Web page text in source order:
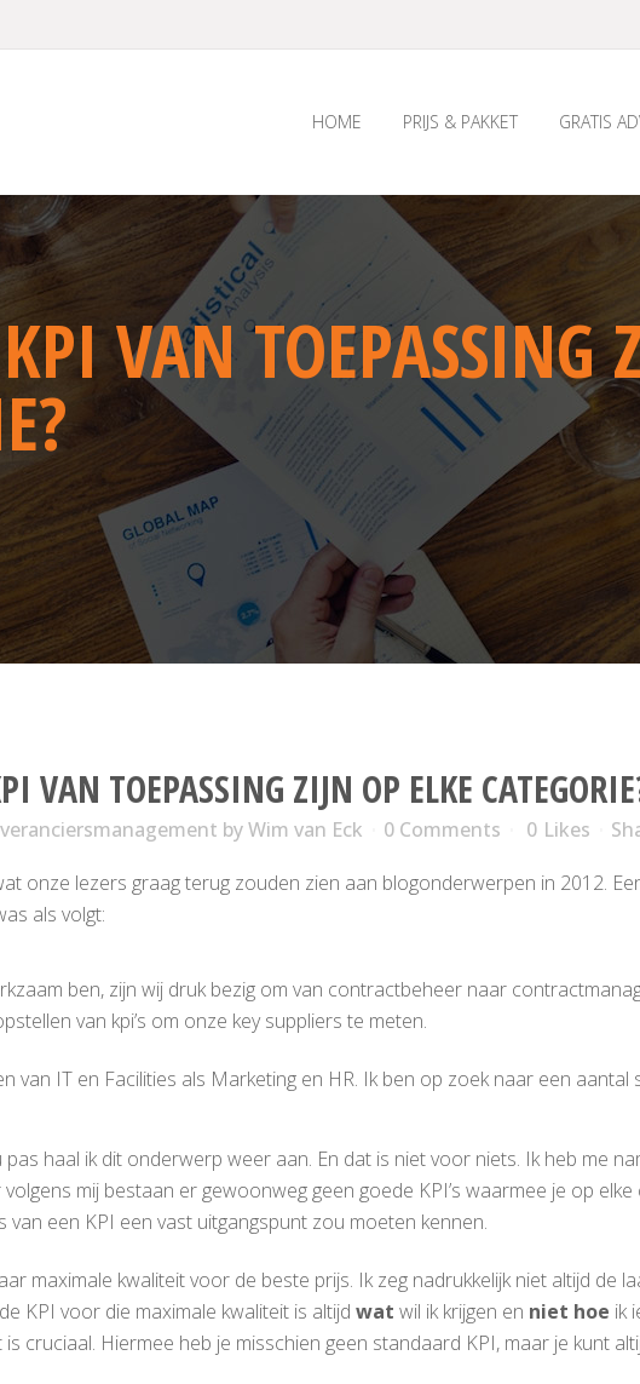
HOME PRIJS & PAKKET GRATIS
VAN TOEPASSING
VAN TOEPASSING ZIJN OP ELKE
byWim van Eck 0 Comments 0 Likes
onze lezers graag terug zouden zien aan blogonderwerpen in 2012.
als volgt:
ben, zijn wij druk bezig om van contractbeheer naar
van kpi’s om onze key suppliers te meten.
van IT en Facilities als Marketing en HR. Ik ben op zoek naar een aantal
pas haal ik dit onderwerp weer aan. En dat is niet voor niets. Ik heb me
mij bestaan er gewoonweg geen goede KPI’s waarmee je op
van een KPI een vast uitgangspunt zou moeten kennen.
maximale kwaliteit voor de beste prijs. Ik zeg nadrukkelijk niet altijd de
KPI voor die maximale kwaliteit is altijd wat wil ik krijgen en niet hoe ik
cruciaal. Hiermee heb je misschien geen standaard KPI, maar je kunt